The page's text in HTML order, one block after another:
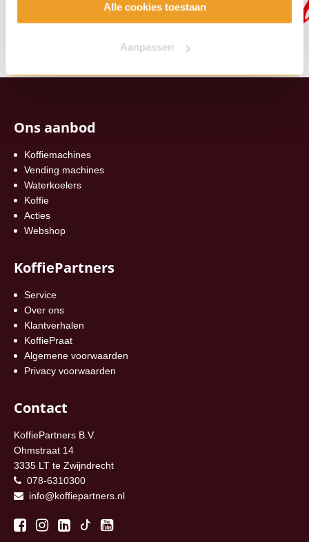
Alle cookies toestaan
Aanpassen
Ons aanbod
Koffiemachines
Vending machines
Waterkoelers
Koffie
Acties
Webshop
KoffiePartners
Service
Over ons
Klantverhalen
KoffiePraat
Algemene voorwaarden
Privacy voorwaarden
Contact
KoffiePartners B.V.
Ohmstraat 14
3335 LT te Zwijndrecht
078-6310300
info@koffiepartners.nl